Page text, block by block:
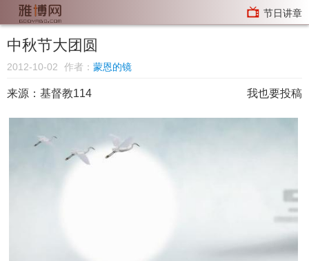
节日讲章
中秋节大团圆
2012-10-02 作者： 蒙恩的镜
来源：基督教114 我也要投稿